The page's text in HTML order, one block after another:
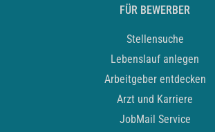
FÜR BEWERBER
Stellensuche
Lebenslauf anlegen
Arbeitgeber entdecken
Arzt und Karriere
JobMail Service